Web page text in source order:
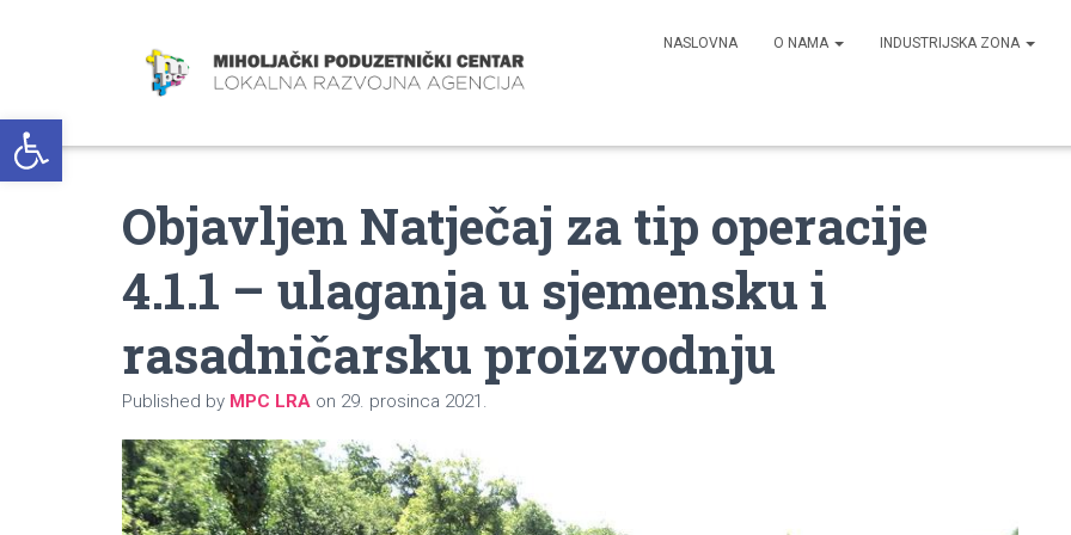
Open toolbar
NASLOVNA O NAMA INDUSTRIJSKA ZONA
Objavljen Natječaj za tip operacije
4.1.1 – ulaganja u sjemensku i
rasadničarsku proizvodnju
Published by MPC LRA on 29. prosinca 2021.